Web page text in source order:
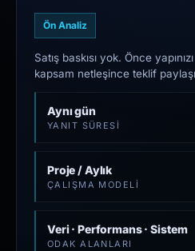
Ön Analiz
Satış baskısı yok. Önce
kapsam netleşince teklif
Aynı gün
YANIT SÜRESI
Proje / Aylık
ÇALIŞMA MODELI
Veri · Performans · Sistem
ODAK ALANLARI